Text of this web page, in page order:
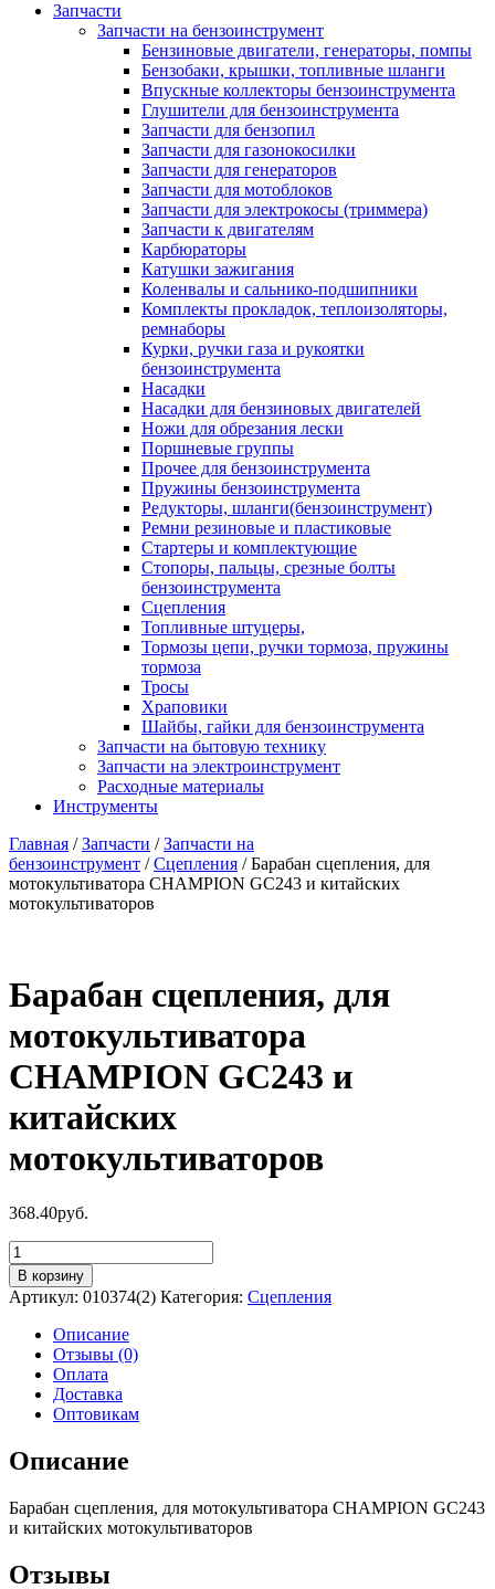
Запчасти
Запчасти на бензоинструмент
Бензиновые двигатели, генераторы, помпы
Бензобаки, крышки, топливные шланги
Впускные коллекторы бензоинструмента
Глушители для бензоинструмента
Запчасти для бензопил
Запчасти для газонокосилки
Запчасти для генераторов
Запчасти для мотоблоков
Запчасти для электрокосы (триммера)
Запчасти к двигателям
Карбюраторы
Катушки зажигания
Коленвалы и сальнико-подшипники
Комплекты прокладок, теплоизоляторы,
ремнаборы
Курки, ручки газа и рукоятки
бензоинструмента
Насадки
Насадки для бензиновых двигателей
Ножи для обрезания лески
Поршневые группы
Прочее для бензоинструмента
Пружины бензоинструмента
Редукторы, шланги(бензоинструмент)
Ремни резиновые и пластиковые
Стартеры и комплектующие
Стопоры, пальцы, срезные болты
бензоинструмента
Сцепления
Топливные штуцеры,
Тормозы цепи, ручки тормоза, пружины
тормоза
Тросы
Храповики
Шайбы, гайки для бензоинструмента
Запчасти на бытовую технику
Запчасти на электроинструмент
Расходные материалы
Инструменты
Главная /Запчасти /Запчасти на
бензоинструмент /Сцепления / Барабан сцепления, для
мотокультиватора CHAMPION GC243 и китайских
мотокультиваторов
Барабан сцепления, для
мотокультиватора
CHAMPION GC243 и
китайских
мотокультиваторов
368.40руб.
Количество
товара
Барабан
сцепления,
мотокультиватора
CHAMPION
GC243
китайских
мотокультиваторов
В корзину
Артикул: 010374(2) Категория: Сцепления
Описание
Отзывы (0)
Оплата
Доставка
Оптовикам
Описание
Барабан сцепления, для мотокультиватора CHAMPION GC243
и китайских мотокультиваторов
Отзывы